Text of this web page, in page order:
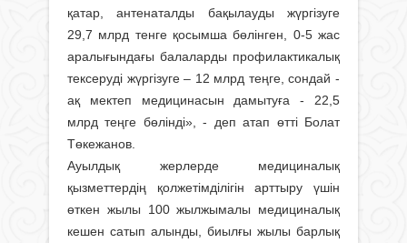
қатар, антенаталды бақылауды жүргізуге
29,7 млрд тенге қосымша бөлінген, 0-5 жас
аралығындағы балаларды профилактикалық
тексеруді жүргізуге – 12 млрд теңге, сондай -
ақ мектеп медицинасын дамытуға - 22,5
млрд теңге бөлінді», - деп атап өтті Болат
Төкежанов.
Ауылдық жерлерде медициналық
қызметтердің қолжетімділігін арттыру үшін
өткен жылы 100 жылжымалы медициналық
кешен сатып алынды, биылғы жылы барлық